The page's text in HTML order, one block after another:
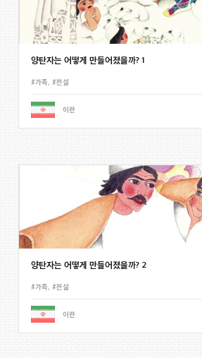
양탄자는 어떻게 만들어졌을까? 1
#가족 #전설
이란
양탄자는 어떻게 만들어졌을까? 2
#가족 #전설
이란